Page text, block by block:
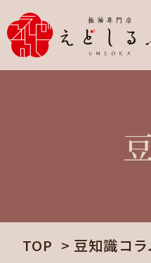
TOP 豆知識コラ